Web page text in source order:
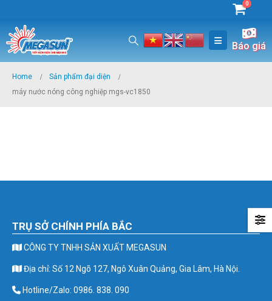
0
Báo giá
Home
Sản phẩm đại diện
máy nước nóng công nghiệp mgs-vc1850
TRỤ SỞ CHÍNH PHÍA BẮC
CÔNG TY TNHH SẢN XUẤT MEGASUN
Địa chỉ: Số 12 Ngõ 127, Ngô Xuân Quảng, Gia Lâm, Hà Nội.
Hotline/Zalo: 0986. 838. 090